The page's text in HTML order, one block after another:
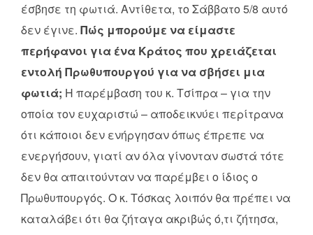
έσβησε τη φωτιά. Αντίθετα, το Σάββατο 5/8 αυτό
δεν έγινε. Πώς μπορούμε να είμαστε
περήφανοι για ένα Κράτος που χρειάζεται
εντολή Πρωθυπουργού για να σβήσει μια
φωτιά; Η παρέμβαση του κ. Τσίπρα – για την
οποία τον ευχαριστώ – αποδεικνύει περίτρανα
ότι κάποιοι δεν ενήργησαν όπως έπρεπε να
ενεργήσουν, γιατί αν όλα γίνονταν σωστά τότε
δεν θα απαιτούνταν να παρέμβει ο ίδιος ο
Πρωθυπουργός. Ο κ. Τόσκας λοιπόν θα πρέπει να
καταλάβει ότι θα ζήταγα ακριβώς ό,τι ζήτησα,